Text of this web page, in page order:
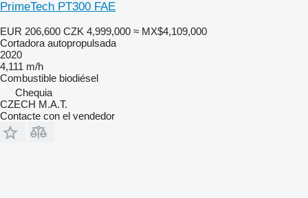
PrimeTech PT300 FAE
EUR 206,600 CZK 4,999,000 ≈ MX$4,109,000
Cortadora autopropulsada
2020
4,111 m/h
Combustible biodiésel
Chequia
CZECH M.A.T.
Contacte con el vendedor